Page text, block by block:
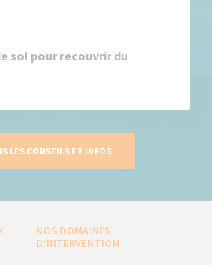
sol pour recouvrir du
LES CONSEILS ET INFOS
NOS DOMAINES
D’INTERVENTION